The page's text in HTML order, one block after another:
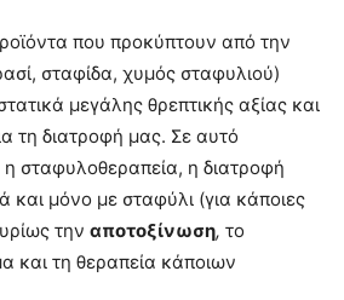
που προκύπτουν από την
σταφίδα, χυμός σταφυλιού)
μεγάλης θρεπτικής αξίας και
τη διατροφή μας. Σε αυτό
η σταφυλοθεραπεία, η διατροφή
και μόνο με σταφύλι (για κάποιες
την αποτοξίνωση, το
και τη θεραπεία κάποιων